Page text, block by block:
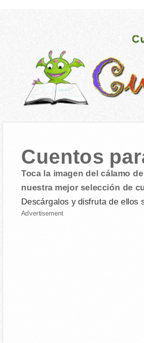
Cuentos
Toca la imagen del cálamo
nuestra mejor selección de
Descárgalos y disfruta de ellos
Advertisement